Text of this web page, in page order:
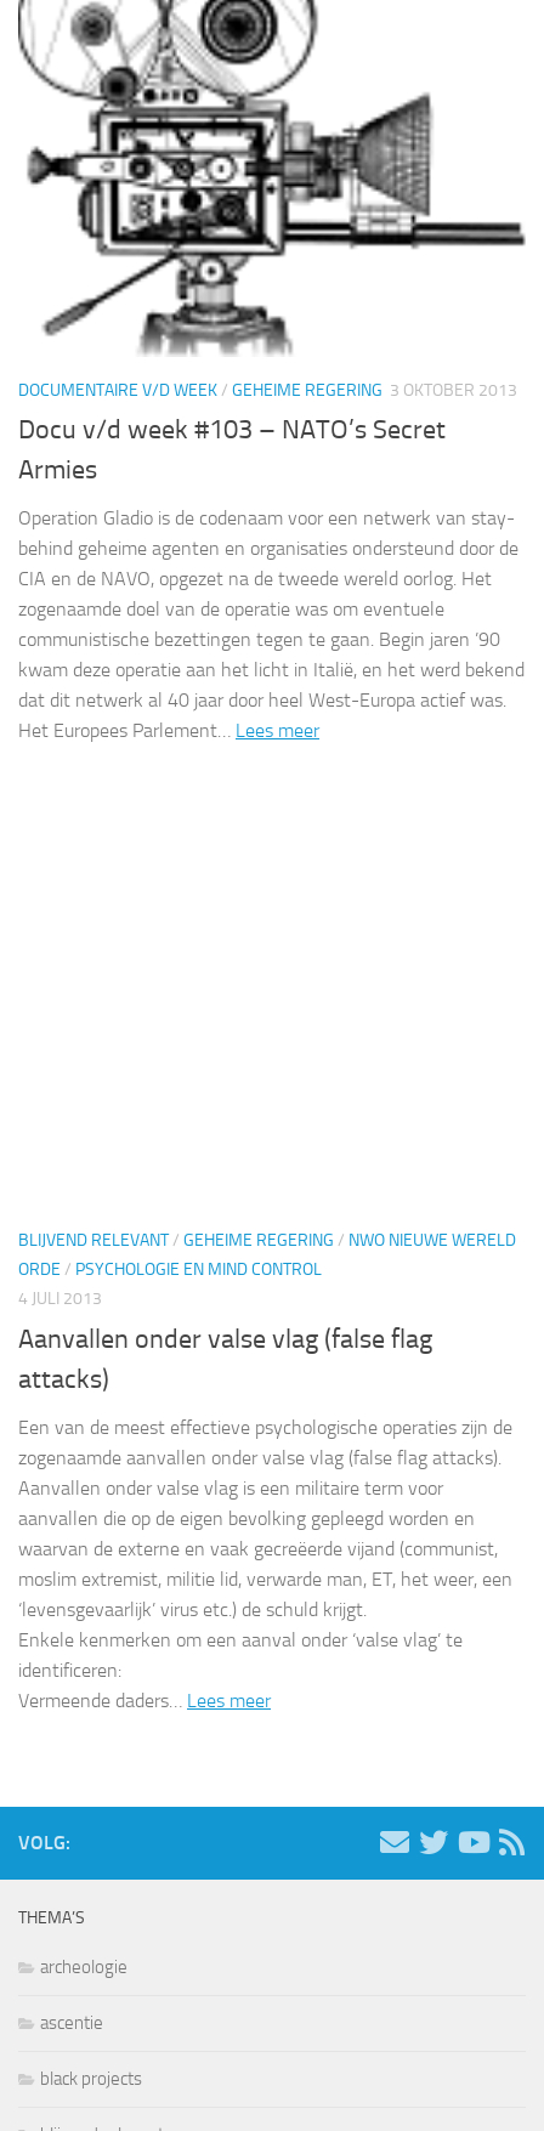
DOCUMENTAIRE V/D WEEK/ GEHEIME REGERING 3 OKTOBER 2013
Docu v/d week #103 – NATO’s Secret
Armies
Operation Gladio is de codenaam voor een netwerk van stay-
behind geheime agenten en organisaties ondersteund door de
CIA en de NAVO, opgezet na de tweede wereld oorlog. Het
zogenaamde doel van de operatie was om eventuele
communistische bezettingen tegen te gaan. Begin jaren ’90
kwam deze operatie aan het licht in Italië, en het werd bekend
dat dit netwerk al 40 jaar door heel West-Europa actief was.
Het Europees Parlement… Lees meer
BLIJVEND RELEVANT/ GEHEIME REGERING / NWO NIEUWE WERELD
ORDE / PSYCHOLOGIE EN MIND CONTROL
4 JULI 2013
Aanvallen onder valse vlag (false flag
attacks)
Een van de meest effectieve psychologische operaties zijn de
zogenaamde aanvallen onder valse vlag (false flag attacks).
Aanvallen onder valse vlag is een militaire term voor
aanvallen die op de eigen bevolking gepleegd worden en
waarvan de externe en vaak gecreëerde vijand (communist,
moslim extremist, militie lid, verwarde man, ET, het weer, een
‘levensgevaarlijk’ virus etc.) de schuld krijgt.
Enkele kenmerken om een aanval onder ‘valse vlag’ te
identificeren:
Vermeende daders… Lees meer
VOLG:
THEMA’S
archeologie
ascentie
black projects